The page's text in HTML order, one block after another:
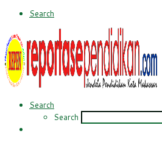
Search
Search
Search